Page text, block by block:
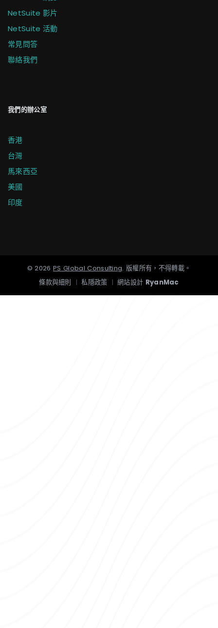
NetSuite 影片
NetSuite 活動
常見問答
聯絡我們
我們的辦公室
香港
台灣
馬來西亞
美國
印度
©2026 PS Global Consulting.版權所有，不得轉載。
條款與細則
| 私隱政策 | 網站設計 RyanMac